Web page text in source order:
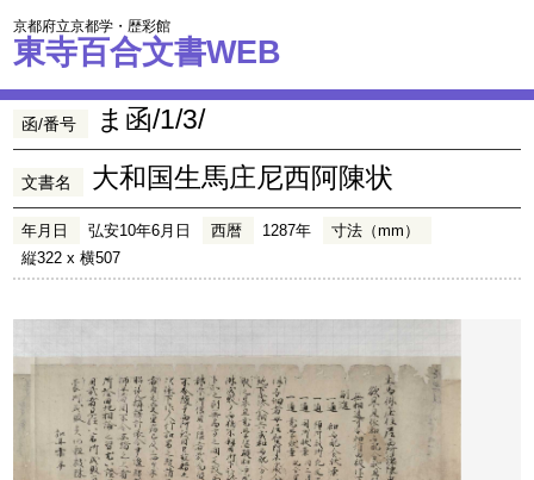
京都府立京都学・歴彩館
東寺百合文書WEB
函/番号 ま函/1/3/
文書名 大和国生馬庄尼西阿陳状
年月日 弘安10年6月日 西暦 1287年
寸法（mm）
縦322 x 横507